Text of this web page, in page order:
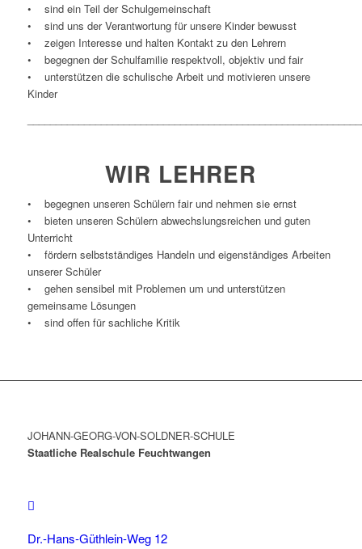
• sind ein Teil der Schulgemeinschaft
• sind uns der Verantwortung für unsere Kinder bewusst
• zeigen Interesse und halten Kontakt zu den Lehrern
• begegnen der Schulfamilie respektvoll, objektiv und fair
• unterstützen die schulische Arbeit und motivieren unsere
Kinder
WIR LEHRER
• begegnen unseren Schülern fair und nehmen sie ernst
• bieten unseren Schülern abwechslungsreichen und guten
Unterricht
• fördern selbstständiges Handeln und eigenständiges Arbeiten
unserer Schüler
• gehen sensibel mit Problemen um und unterstützen
gemeinsame Lösungen
• sind offen für sachliche Kritik
JOHANN-GEORG-VON-SOLDNER-SCHULE
Staatliche Realschule Feuchtwangen
Dr.-Hans-Güthlein-Weg 12